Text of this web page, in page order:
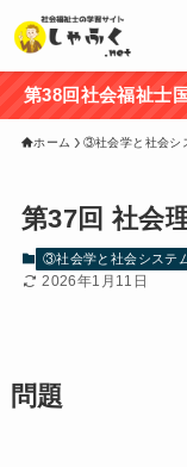
回社会福祉士国家
ホーム ③社会学と社会シ
第37回 社会
③社会学と社会システ
2026年1月11日
問題